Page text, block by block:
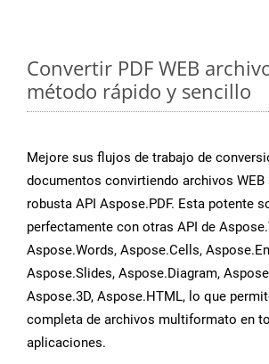
Convertir PDF WEB
método rápido y sencillo
Mejore sus flujos de trabajo de
documentos convirtiendo archivos WEB
robusta API Aspose.PDF. Esta potente
perfectamente con otras API de
Aspose.Words, Aspose.Cells,
Aspose.Slides, Aspose.Diagram,
Aspose.3D, Aspose.HTML, lo que
completa de archivos multiformato en
aplicaciones.